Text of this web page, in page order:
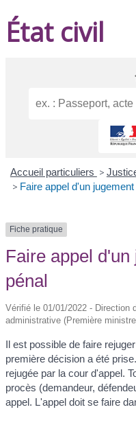
État civil
Accueil particuliers >
> Faire appel d'un
Fiche pratique
Faire appel
pénal
Vérifié le 01/01/2022 - Direction
administrative (Première
Il est possible de faire
première décision a été
rejugée par la cour d'appel.
procès (demandeur,
appel. L'appel doit se faire